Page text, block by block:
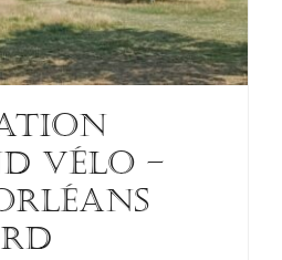
VÉLO –